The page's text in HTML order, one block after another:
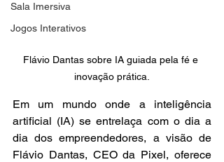
Sala Imersiva
Jogos Interativos
Flávio Dantas sobre IA guiada pela fé e
inovação prática.
Em um mundo onde a inteligência
artificial (IA) se entrelaça com o dia a
dia dos empreendedores, a visão de
Flávio Dantas, CEO da Pixel, oferece